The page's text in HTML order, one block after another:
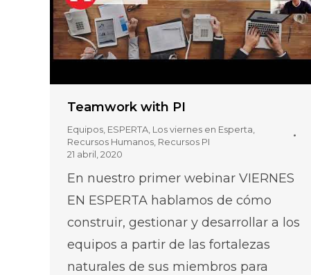
Teamwork with PI
Equipos ESPERTA Los viernes en Esperta
Recursos Humanos Recursos PI
21 abril, 2020
En nuestro primer webinar VIERNES
EN ESPERTA hablamos de cómo
construir, gestionar y desarrollar a los
equipos a partir de las fortalezas
naturales de sus miembros para